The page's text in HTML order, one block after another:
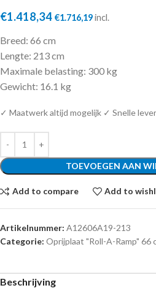
€1.418,34 €1.716,19incl.
Breed: 66 cm
Lengte: 213 cm
Maximale belasting: 300 kg
Gewicht: 16.1 kg
✓ Maatwerk altijd mogelijk ✓ Snelle
TOEVOEGEN AAN
Add to compare Add to
Artikelnummer: A12606A19-213
Categorie: Oprijplaat "Roll-A-Ramp" 66
Beschrijving